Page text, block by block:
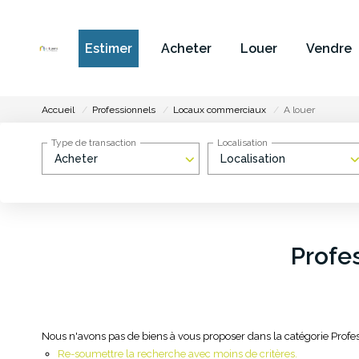
Estimer Acheter Louer Vendre
Accueil Professionnels Locaux commerciaux A louer
Acheter
Type de transaction
Localisation
Localisation
Nous n'avons pas de biens à vous proposer dans la catégorie
Re-soumettre la recherche avec moins de critères.